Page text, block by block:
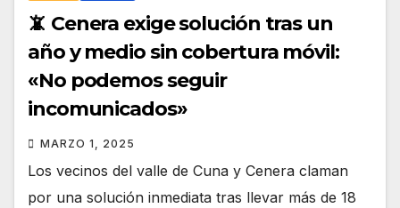
📵 Cenera exige solución tras un
año y medio sin cobertura móvil:
«No podemos seguir
incomunicados»
MARZO 1, 2025
Los vecinos del valle de Cuna y Cenera claman
por una solución inmediata tras llevar más de 18